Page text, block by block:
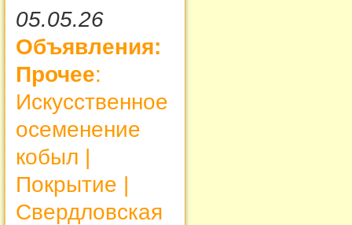
05.05.26
Объявления:
Прочее:
Искусственное
осеменение
кобыл |
Покрытие |
Свердловская